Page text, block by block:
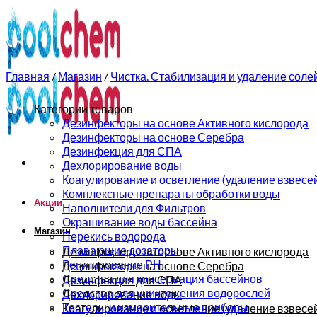
Акции
Магазин
Дезинфекторы на основе Активного кислорода
Дезинфекторы на основе Серебра
Дезинфекция для СПА
Дехлорирование воды
Коагулирование и осветление (удаление
Главная / Магазин / Чистка. Стабилизация и удаление
Категории товаров
Дезинфекторы на основе Активного кислорода
Дезинфекторы на основе Серебра
Дезинфекция для СПА
Дехлорирование воды
Коагулирование и осветление (удаление
Комплексные препараты обработки воды
Наполнители для Фильтров
Окрашивание воды бассейна
Перекись водорода
Плавающие дозаторы
Регулирование РН
Средства для консервация бассейнов
Средства для уничтожения водорослей
Тестеры и измерительные приборы